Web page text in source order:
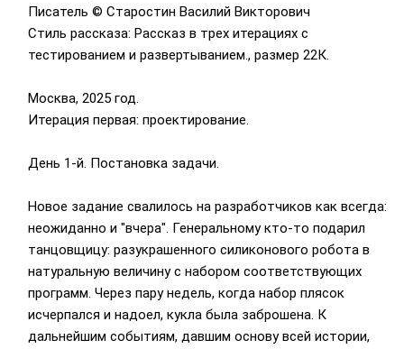
Писатель © Старостин Василий Викторович
Стиль рассказа: Рассказ в трех итерациях с
тестированием и развертыванием., размер 22К.
Москва, 2025 год.
Итерация первая: проектирование.
День 1-й. Постановка задачи.
Новое задание свалилось на разработчиков как всегда:
неожиданно и "вчера". Генеральному кто-то подарил
танцовщицу: разукрашенного силиконового робота в
натуральную величину с набором соответствующих
программ. Через пару недель, когда набор плясок
исчерпался и надоел, кукла была заброшена. К
дальнейшим событиям, давшим основу всей истории,